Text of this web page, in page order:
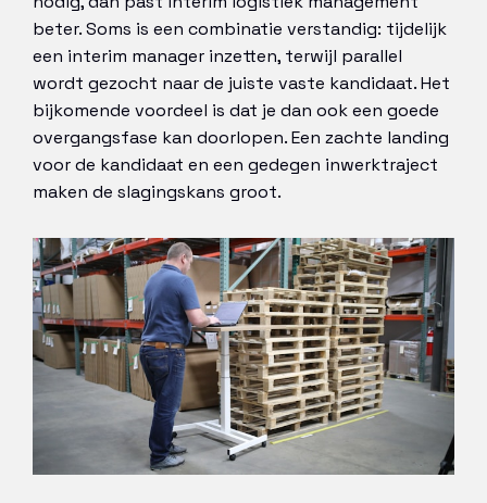
beter. Soms is een combinatie verstandig: tijdelijk
een interim manager inzetten, terwijl parallel
wordt gezocht naar de juiste vaste kandidaat. Het
bijkomende voordeel is dat je dan ook een goede
overgangsfase kan doorlopen. Een zachte landing
voor de kandidaat en een gedegen inwerktraject
maken de slagingskans groot.